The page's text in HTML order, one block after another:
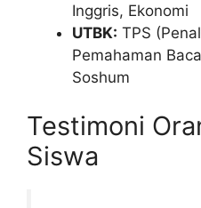
Inggris, Ekonomi
UTBK: TPS
Pemahaman
Soshum
Testimoni
Siswa